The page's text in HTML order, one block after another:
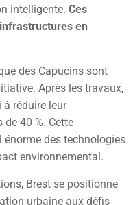
intelligente. Ces
en
des Capucins sont
Après les travaux,
réduire leur
40 %. Cette
des technologies
environnemental.
Brest se positionne
urbaine aux défis